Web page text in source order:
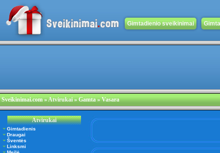
Gimtadienio sveikinimai
Sveikinimai.com»Atvirukai» Gamta » Vasara
Atvirukai
Gimtadienis
Draugai
Šventės
Linksmi